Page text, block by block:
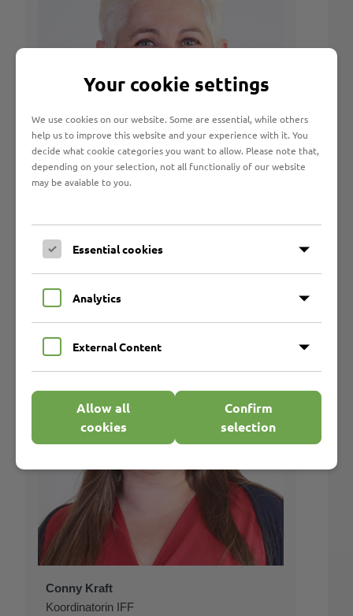
Teamkoordinatorin
@ s.mewes@marli.de
Conny Kraft
Koordinatorin IFF
Your cookie settings
We use cookies on our website. Some are essential, while others
help us to improve this website and your experience with it. You
decide what cookie categories you want to allow. Please note that,
depending on your selection, not all functionaliy of our website
may be avaiable to you.
Essential cookies
Analytics
External Content
Allow all
cookies
Confirm
selection